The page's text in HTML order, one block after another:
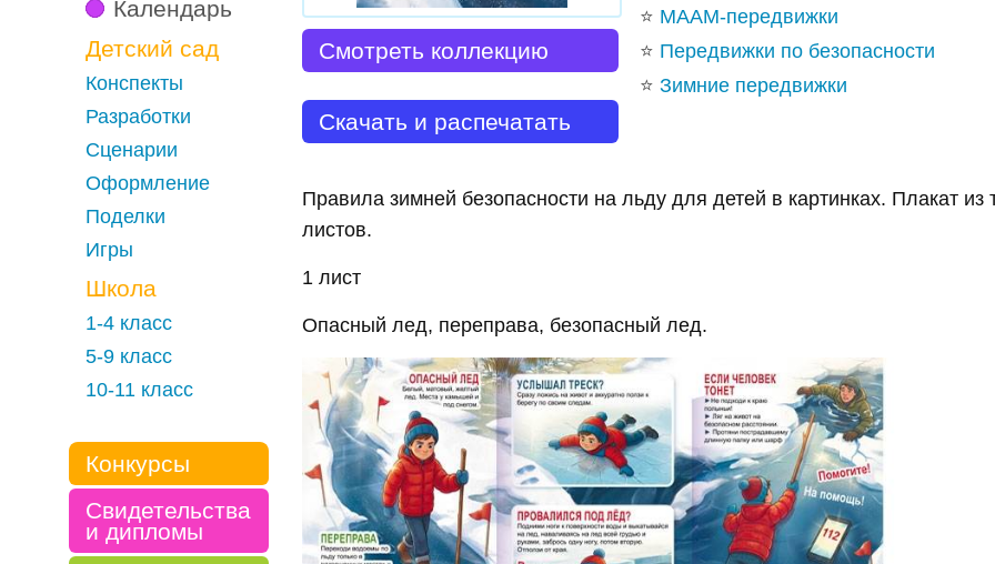
Календарь
Детский сад
Конспекты
Разработки
Сценарии
Оформление
Поделки
Игры
Школа
1-4 класс
5-9 класс
10-11 класс
Конкурсы
Свидетельства
и дипломы
Смотреть коллекцию
Скачать и распечатать
⭐ МААМ-передвижки
⭐ Передвижки по безопасности
⭐Зимние передвижки
Правила зимней безопасности на льду для детей в картинках. Плакат из
листов.
1 лист
Опасный лед, переправа, безопасный лед.